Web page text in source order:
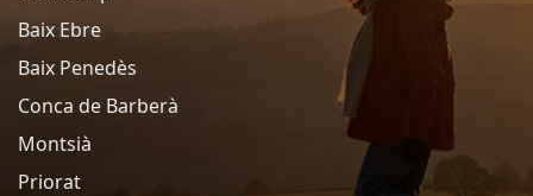
Baix Ebre
Baix Penedès
Conca de Barberà
Montsià
Priorat